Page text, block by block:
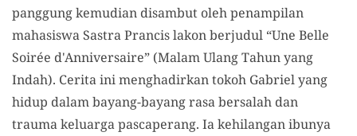
panggung kemudian disambut oleh penampilan
mahasiswa Sastra Prancis lakon berjudul “Une Belle
Soirée d'Anniversaire” (Malam Ulang Tahun yang
Indah). Cerita ini menghadirkan tokoh Gabriel yang
hidup dalam bayang-bayang rasa bersalah dan
trauma keluarga pascaperang. Ia kehilangan ibunya